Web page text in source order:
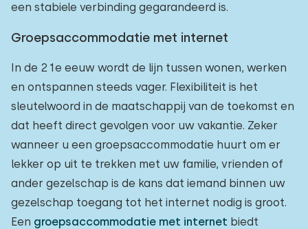
een stabiele verbinding gegarandeerd is.
Groepsaccommodatie met internet
In de 21e eeuw wordt de lijn tussen wonen, werken
en ontspannen steeds vager. Flexibiliteit is het
sleutelwoord in de maatschappij van de toekomst en
dat heeft direct gevolgen voor uw vakantie. Zeker
wanneer u een groepsaccommodatie huurt om er
lekker op uit te trekken met uw familie, vrienden of
ander gezelschap is de kans dat iemand binnen uw
gezelschap toegang tot het internet nodig is groot.
Een groepsaccommodatie met internet biedt